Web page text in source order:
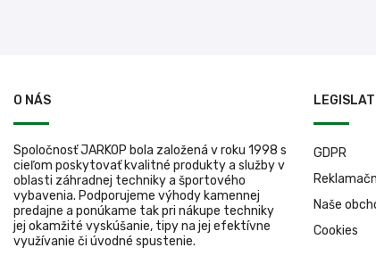
O NÁS
Spoločnosť JARKOP bola založená v roku 1998 s
cieľom poskytovať kvalitné produkty a služby v
oblasti záhradnej techniky a športového
vybavenia. Podporujeme výhody kamennej
predajne a ponúkame tak pri nákupe techniky
jej okamžité vyskúšanie, tipy na jej efektívne
využívanie či úvodné spustenie.
GDPR
Naše
Cookies